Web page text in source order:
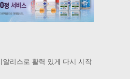
알리스로 활력 있게 다시 시작